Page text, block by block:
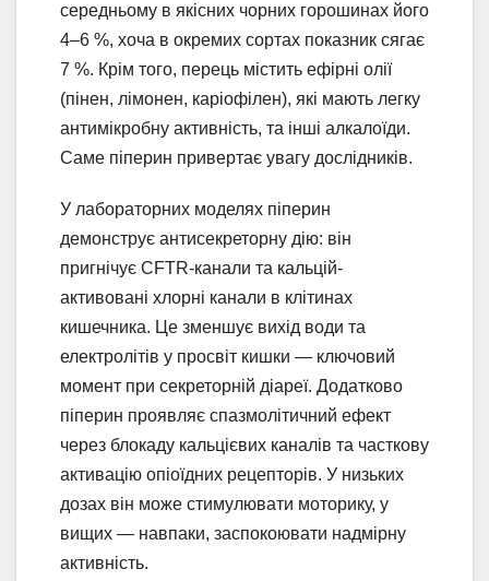
середньому в якісних чорних горошинах його
4–6 %, хоча в окремих сортах показник сягає
7 %. Крім того, перець містить ефірні олії
(пінен, лімонен, каріофілен), які мають легку
антимікробну активність, та інші алкалоїди.
Саме піперин привертає увагу дослідників.
У лабораторних моделях піперин
демонструє антисекреторну дію: він
пригнічує CFTR-канали та кальцій-
активовані хлорні канали в клітинах
кишечника. Це зменшує вихід води та
електролітів у просвіт кишки — ключовий
момент при секреторній діареї. Додатково
піперин проявляє спазмолітичний ефект
через блокаду кальцієвих каналів та часткову
активацію опіоїдних рецепторів. У низьких
дозах він може стимулювати моторику, у
вищих — навпаки, заспокоювати надмірну
активність.